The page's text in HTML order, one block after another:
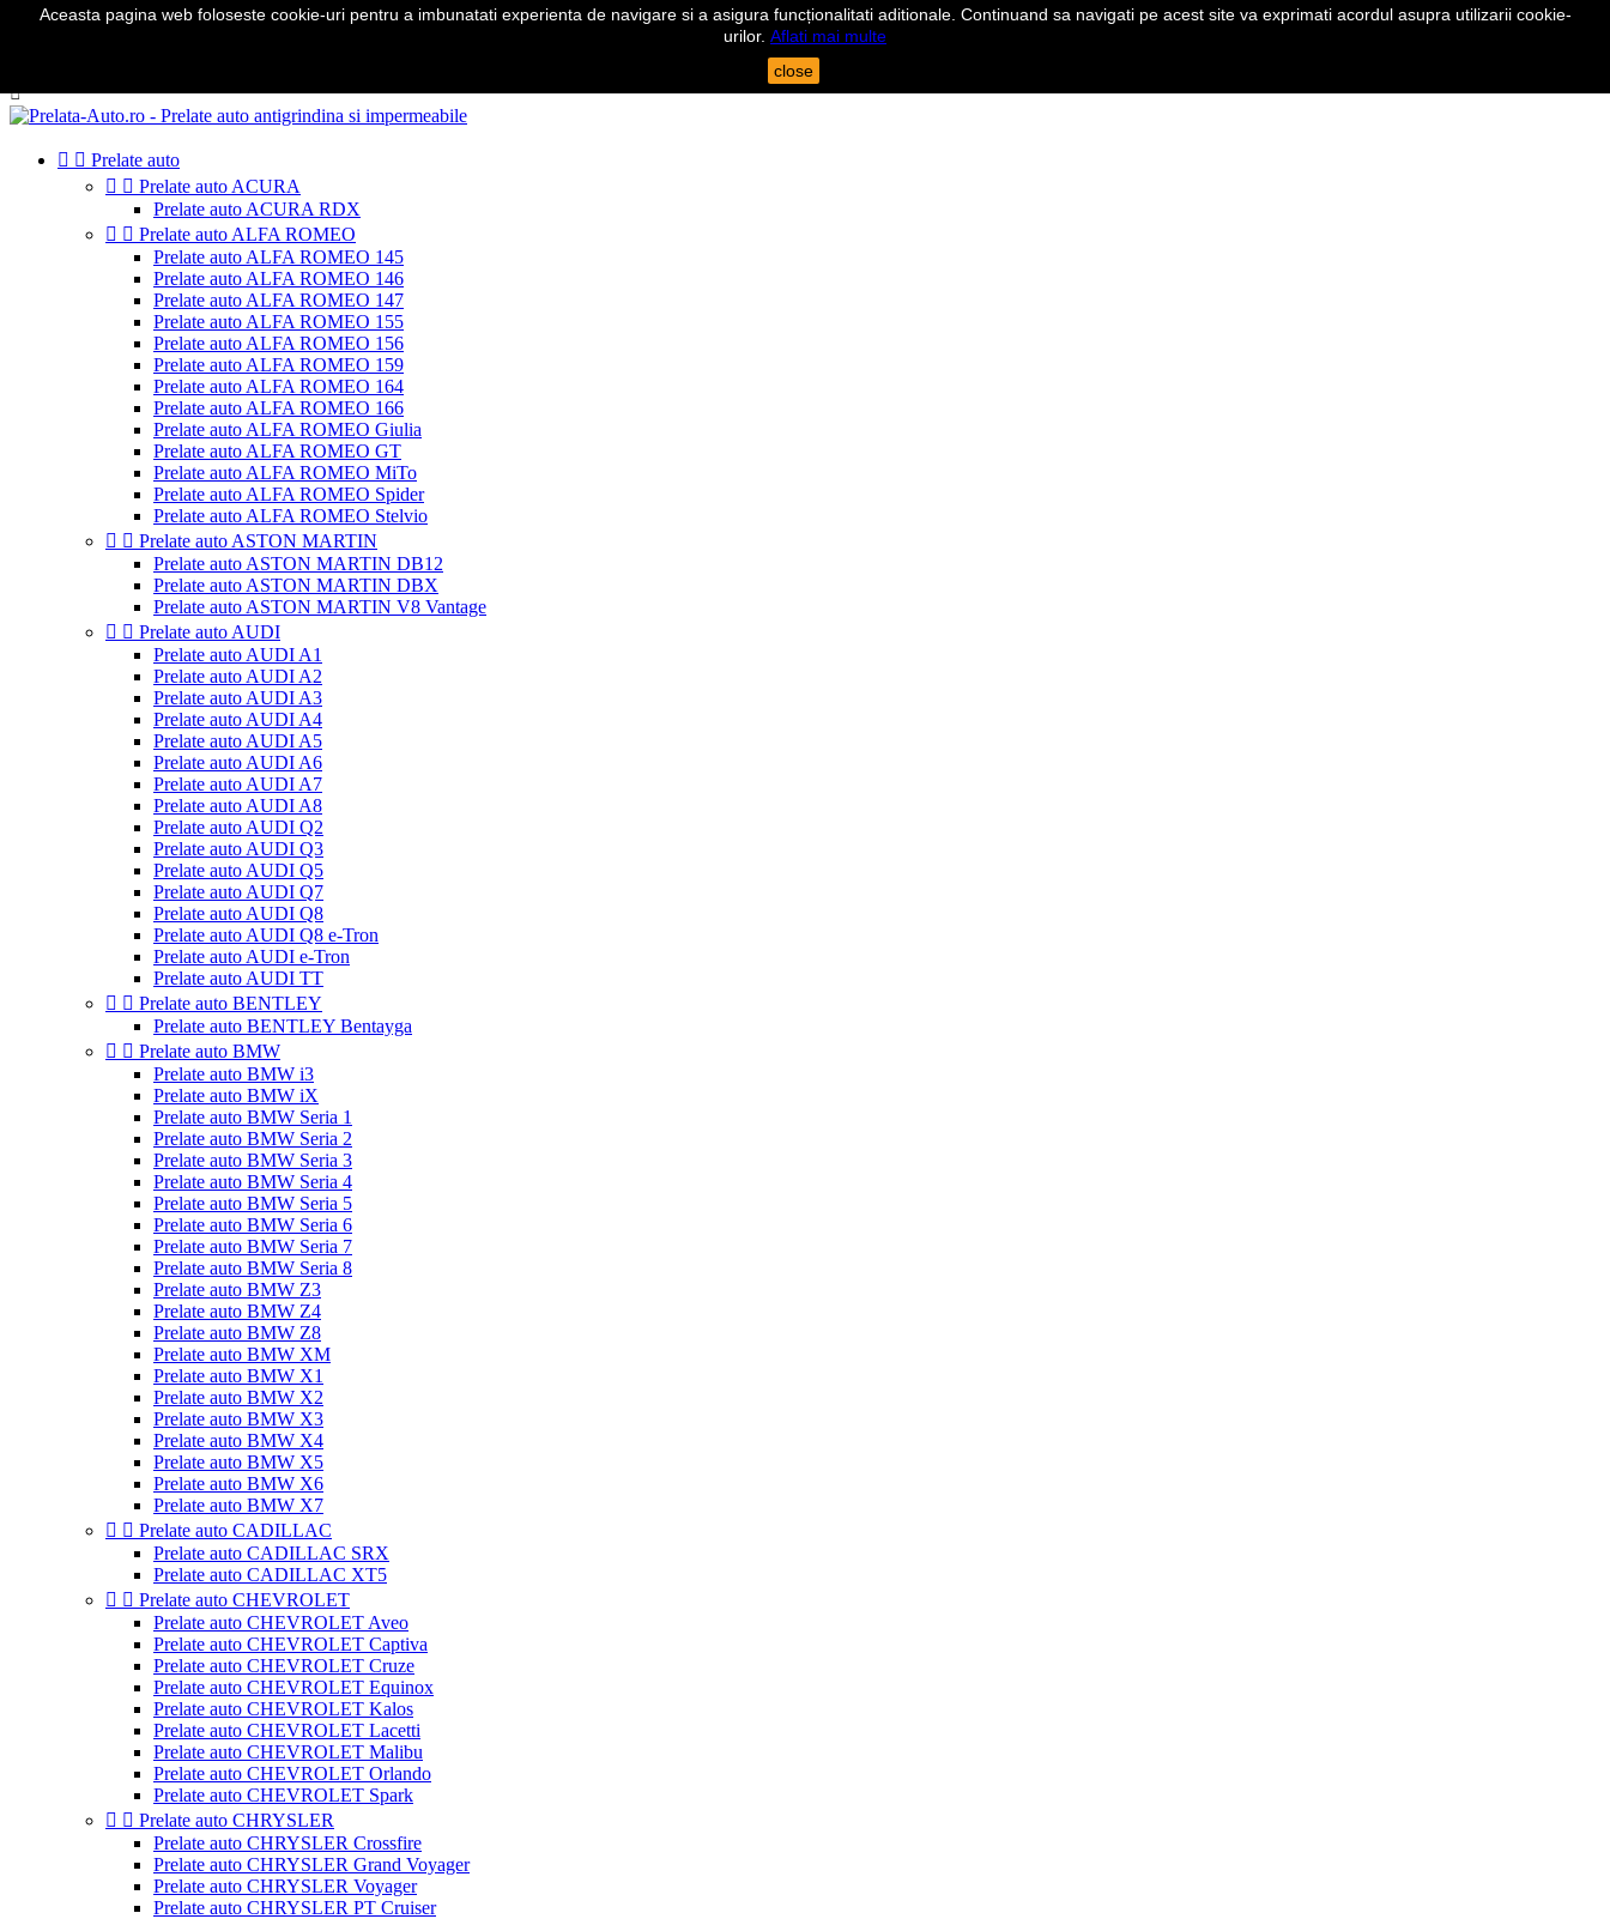
Telefon:0724 571 115

  Prelate auto
  Prelate auto ACURA
Prelate auto ACURA RDX
  Prelate auto ALFA ROMEO
Prelate auto ALFA ROMEO 145
Prelate auto ALFA ROMEO 146
Prelate auto ALFA ROMEO 147
Prelate auto ALFA ROMEO 155
Prelate auto ALFA ROMEO 156
Prelate auto ALFA ROMEO 159
Prelate auto ALFA ROMEO 164
Prelate auto ALFA ROMEO 166
Prelate auto ALFA ROMEO Giulia
Prelate auto ALFA ROMEO GT
Prelate auto ALFA ROMEO MiTo
Prelate auto ALFA ROMEO Spider
Prelate auto ALFA ROMEO Stelvio
  Prelate auto ASTON MARTIN
Prelate auto ASTON MARTIN DB12
Prelate auto ASTON MARTIN DBX
Prelate auto ASTON MARTIN V8 Vantage
  Prelate auto AUDI
Prelate auto AUDI A1
Prelate auto AUDI A2
Prelate auto AUDI A3
Prelate auto AUDI A4
Prelate auto AUDI A5
Prelate auto AUDI A6
Prelate auto AUDI A7
Prelate auto AUDI A8
Prelate auto AUDI Q2
Prelate auto AUDI Q3
Prelate auto AUDI Q5
Prelate auto AUDI Q7
Prelate auto AUDI Q8
Prelate auto AUDI Q8 e-Tron
Prelate auto AUDI e-Tron
Prelate auto AUDI TT
  Prelate auto BENTLEY
Prelate auto BENTLEY Bentayga
  Prelate auto BMW
Prelate auto BMW i3
Prelate auto BMW iX
Prelate auto BMW Seria 1
Prelate auto BMW Seria 2
Prelate auto BMW Seria 3
Prelate auto BMW Seria 4
Prelate auto BMW Seria 5
Prelate auto BMW Seria 6
Prelate auto BMW Seria 7
Prelate auto BMW Seria 8
Prelate auto BMW Z3
Prelate auto BMW Z4
Prelate auto BMW Z8
Prelate auto BMW XM
Prelate auto BMW X1
Prelate auto BMW X2
Prelate auto BMW X3
Prelate auto BMW X4
Prelate auto BMW X5
Prelate auto BMW X6
Prelate auto BMW X7
  Prelate auto CADILLAC
Prelate auto CADILLAC SRX
Prelate auto CADILLAC XT5
  Prelate auto CHEVROLET
Prelate auto CHEVROLET Aveo
Prelate auto CHEVROLET Captiva
Prelate auto CHEVROLET Cruze
Prelate auto CHEVROLET Equinox
Prelate auto CHEVROLET Kalos
Prelate auto CHEVROLET Lacetti
Prelate auto CHEVROLET Malibu
Prelate auto CHEVROLET Orlando
Prelate auto CHEVROLET Spark
  Prelate auto CHRYSLER
Prelate auto CHRYSLER Crossfire
Prelate auto CHRYSLER Grand Voyager
Prelate auto CHRYSLER Voyager
Prelate auto CHRYSLER PT Cruiser
Aceasta pagina web foloseste cookie-uri pentru a imbunatati experienta de navigare si a asigura funcționalitati aditionale. Continuand sa navigati pe acest site va exprimati acordul asupra utilizarii cookie-
urilor. Aflati mai multe
close